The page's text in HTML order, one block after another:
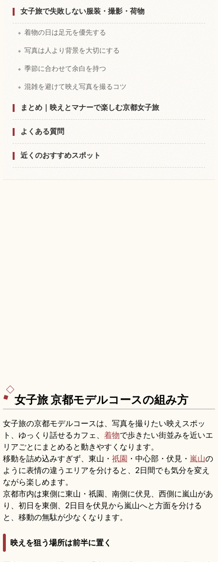
女子旅で失敗しない服装・撮影・荷物
着物の日は足元を優先する
写真は人より背景を大切にする
季節に合わせて余白を持つ
混雑を避けて映え写真を撮るコツ
まとめ｜映えとマナーで楽しむ京都女子旅
よくある質問
近くのおすすめスポット
女子旅 京都モデルコースの組み方
女子旅の京都モデルコースは、写真を撮りたい映えスポッ
ト、ゆっくり話せるカフェ、 着物で歩きたい街並みを近いエ
リアごとにまとめると動きやすくなります。
移動を詰め込みすぎず、東山・ 祇園 ・中心部・伏見・ 嵐山の
ように表情の違うエリアを分けると、2日間でも気分を変え
ながら楽しめます。
京都市内は東側に東山・祇園、南側に伏見、西側に嵐山があ
り、初日を東側、2日目を伏見から嵐山へと方面を分ける
と、移動の無駄が少なくなります。
映えを狙う場所は前半に置く